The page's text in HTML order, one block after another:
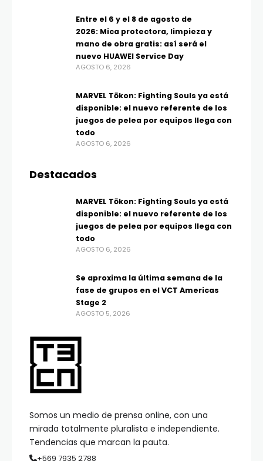
Somos un medio de prensa online, con una
mirada totalmente pluralista e independiente.
Tendencias que marcan la pauta.
+569 7935 2788
Entre el 6 y el 8 de agosto de
2026: Mica protectora, limpieza y
mano de obra gratis: así será el
nuevo HUAWEI Service Day
AGOSTO 6, 2026
MARVEL Tōkon: Fighting Souls ya está
disponible: el nuevo referente de los
juegos de pelea por equipos llega con
todo
AGOSTO 6, 2026
Destacados
MARVEL Tōkon: Fighting Souls ya está
disponible: el nuevo referente de los
juegos de pelea por equipos llega con
todo
AGOSTO 6, 2026
Se aproxima la última semana de la
fase de grupos en el VCT Americas
Stage 2
AGOSTO 5, 2026